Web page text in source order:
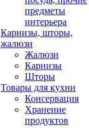
предметы
интерьера
Карнизы, шторы,
жалюзи
Жалюзи
Карнизы
Шторы
Товары для кухни
Консервация
Хранение
продуктов